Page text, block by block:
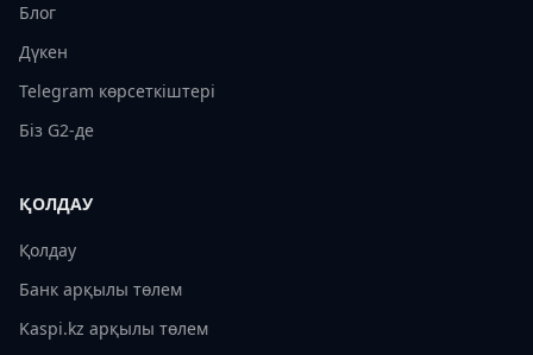
Блог
Дүкен
Telegram көрсеткіштері
Біз G2-де
ҚОЛДАУ
Қолдау
Банк арқылы төлем
Kaspi.kz арқылы төлем